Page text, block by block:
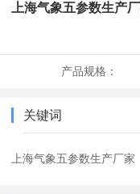
上海气象五参数生产
产品规格：
关键词
上海气象五参数生产厂家